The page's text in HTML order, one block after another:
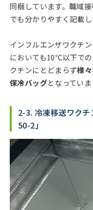
同梱しています。職域
でも分かりやすく記載
インフルエンザワクチ
においても10℃以下で
クチンにとどまらず様
保冷バッグとなっていま
2-3. 冷凍移送ワク
50-2」